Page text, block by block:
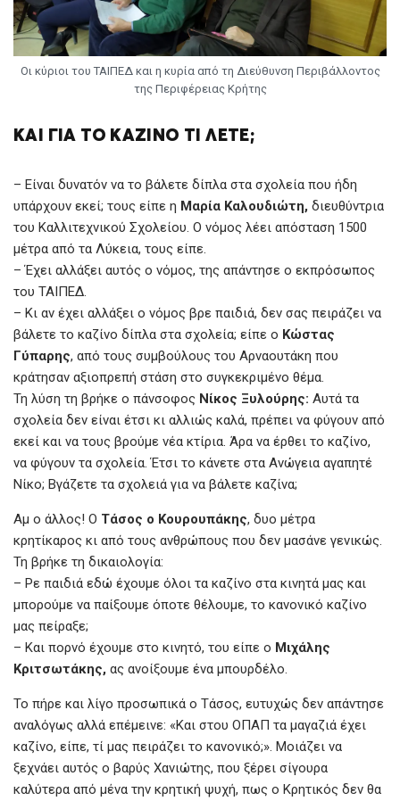
Οι κύριοι του ΤΑΙΠΕΔ και η κυρία από τη Διεύθυνση Περιβάλλοντος
της Περιφέρειας Κρήτης
ΚΑΙ ΓΙΑ ΤΟ ΚΑΖΙΝΟ ΤΙ ΛΕΤΕ;
– Είναι δυνατόν να το βάλετε δίπλα στα σχολεία που ήδη
υπάρχουν εκεί; τους είπε η Μαρία Καλουδιώτη, διευθύντρια
του Καλλιτεχνικού Σχολείου. Ο νόμος λέει απόσταση 1500
μέτρα από τα Λύκεια, τους είπε.
– Έχει αλλάξει αυτός ο νόμος, της απάντησε ο εκπρόσωπος
του ΤΑΙΠΕΔ.
– Κι αν έχει αλλάξει ο νόμος βρε παιδιά, δεν σας πειράζει να
βάλετε το καζίνο δίπλα στα σχολεία; είπε ο Κώστας
Γύπαρης, από τους συμβούλους του Αρναουτάκη που
κράτησαν αξιοπρεπή στάση στο συγκεκριμένο θέμα.
Τη λύση τη βρήκε ο πάνσοφος Νίκος Ξυλούρης: Αυτά τα
σχολεία δεν είναι έτσι κι αλλιώς καλά, πρέπει να φύγουν από
εκεί και να τους βρούμε νέα κτίρια. Άρα να έρθει το καζίνο,
να φύγουν τα σχολεία. Έτσι το κάνετε στα Ανώγεια αγαπητέ
Νίκο; Βγάζετε τα σχολειά για να βάλετε καζίνα;
Αμ ο άλλος! Ο Τάσος ο Κουρουπάκης, δυο μέτρα
κρητίκαρος κι από τους ανθρώπους που δεν μασάνε γενικώς.
Τη βρήκε τη δικαιολογία:
– Ρε παιδιά εδώ έχουμε όλοι τα καζίνο στα κινητά μας και
μπορούμε να παίξουμε όποτε θέλουμε, το κανονικό καζίνο
μας πείραξε;
– Και πορνό έχουμε στο κινητό, του είπε ο Μιχάλης
Κριτσωτάκης, ας ανοίξουμε ένα μπουρδέλο.
Το πήρε και λίγο προσωπικά ο Τάσος, ευτυχώς δεν απάντησε
αναλόγως αλλά επέμεινε: «Και στου ΟΠΑΠ τα μαγαζιά έχει
καζίνο, είπε, τί μας πειράζει το κανονικό;». Μοιάζει να
ξεχνάει αυτός ο βαρύς Χανιώτης, που ξέρει σίγουρα
καλύτερα από μένα την κρητική ψυχή, πως ο Κρητικός δεν θα